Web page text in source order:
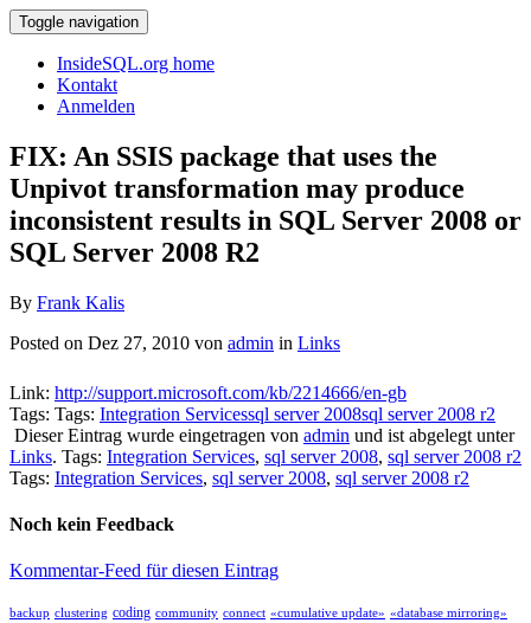
Toggle navigation
InsideSQL.org home
Kontakt
Anmelden
FIX: An SSIS package that uses the
Unpivot transformation may produce
inconsistent results in SQL Server 2008 or
SQL Server 2008 R2
By Frank Kalis
Posted on Dez 27, 2010 von admin in Links
Link: http://support.microsoft.com/kb/2214666/en-gb
Tags: Tags: Integration Servicessql server 2008sql server 2008 r2
Dieser Eintrag wurde eingetragen von admin und ist abgelegt unter
Links. Tags: Integration Services, sql server 2008, sql server 2008 r2
Tags: Integration Services, sql server 2008, sql server 2008 r2
Noch kein Feedback
Kommentar-Feed für diesen Eintrag
backup clustering coding community connect «cumulative update» «database mirroring»